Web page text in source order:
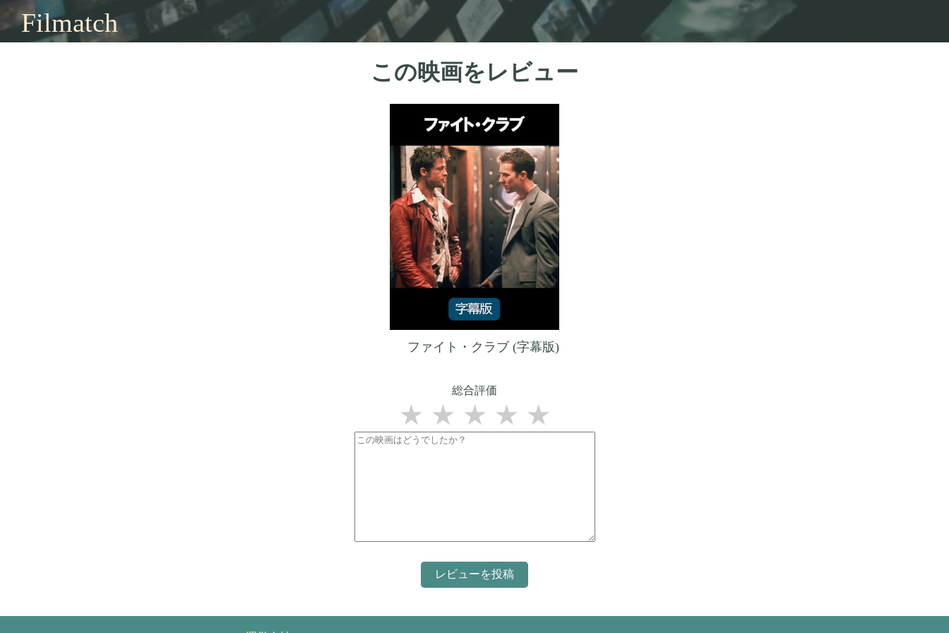
Filmatch
この映画をレビュー
ファイト・クラブ (字幕版)
総合評価
★
★
★
★
★